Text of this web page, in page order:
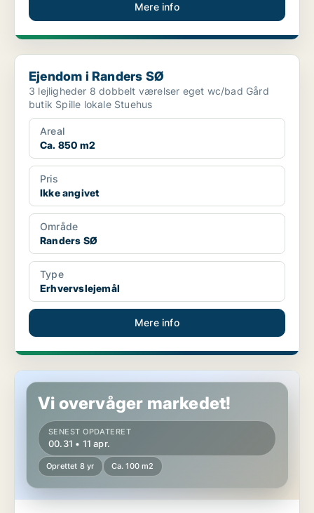
Mere info
Ejendom i Randers SØ
Ejendom i Randers SØ
3 lejligheder 8 dobbelt værelser eget wc/bad Gård
butik Spille lokale Stuehus
Areal
Ca. 850 m2
Pris
Ikke angivet
Område
Randers SØ
Type
Erhvervslejemål
Mere info
Butik i Hobro
Vi overvåger markedet!
SENEST OPDATERET
00.31 • 11 apr.
Oprettet 8 yr Ca. 100 m2